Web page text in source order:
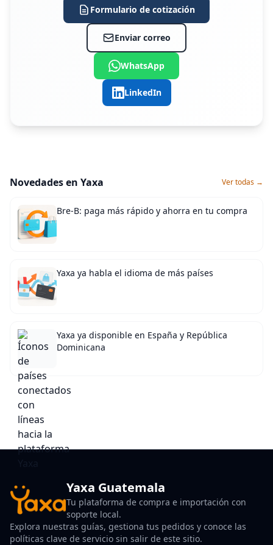
Formulario de cotización
Enviar correo
WhatsApp
LinkedIn
Novedades en Yaxa Ver todas →
Bre-B: paga más rápido y ahorra en tu compra
Yaxa ya habla el idioma de más países
Yaxa ya disponible en España y República
Dominicana
Yaxa Guatemala
Tu plataforma de compra e importación con
soporte local.
Explora nuestras guías, gestiona tus pedidos y conoce las
políticas clave de servicio sin salir de este sitio.